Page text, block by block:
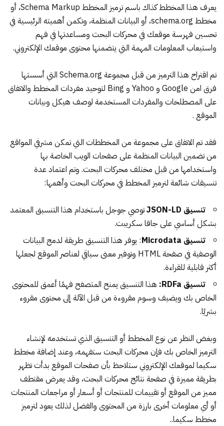
يعرف هذا المخطط كذاك باسم ترميز المخطط Schema Markup، أو
مخطط schema.org، أو البيانات المنظمة، وتكمن أهميته الرئيسية في
تحسين فهرسة موقعك في محركات البحث ومساعدتها في فهم
واستيعاب المعلومات المهمة التي يتضمنها محتوى موقعك الإلكتروني.
تم اقتراح هذا الترميز من قبل مجموعة Schema.org التي أسستها
فرق امن Google و Yahoo و Bing لتوحيد مفردات المخطط والاتفاق
على المصطلحات والمفردات المستخدمة لوصف هيكل وبيانات
الموقع .
فقد تم الاتفاق على مجموعة من المخططات التي تمكن مشرفي المواقع
من تضمين البيانات المنظمة على صفحات الويب الخاصة بها
واستخدامها من قبل مختلف محركات البحث. وتم اعتماد عدة
تنسيقات شائعة لترميز المخطط في محركات البحث وأهمها:
تنسيق JSON-LD
توصي جوجل باستخدام هذا التنسيق المعتمد
بشكل أساسي على جافا سكريبت.
تنسيق Microdata
: يوفر هذا التنسيق طريقة لدمج البيانات
الوصفية في صفحة HTML وتوفير معنى سياقي لعناصر الموقع لجعلها
أكثر قابلية للقراءة.
تنسيق RDFa:
هذا التنسيق يمنح المتصفح فهمًا أعمق للمحتوى
الخاص بك ويضيف وسوم مقروءة من قبل الآلة إلى محتوى مقروء
بشريًا.
وبغض النظر عن نوع المخطط أو التنسيق الذي تستخدمه لإنشاء
الترميز الخاص بك فإن محركات البحث ستفهمه، وعند إضافة مخطط
سكيما لموقعك الإلكتروني ستلاحظ بأن صفحات الموقع بدأت تظهر
بطريقة مميزة في صفحة نتائج محركات البحث، وقد يعرض مقتطف
مميز من الموقع أو تقييمات للمنتجات أو أسعار أو مراجعات المنتجات
أو أي معلومات أخرى بارزة من المحتوى والفضل لذلك يعود لترميز
مخطط سكيما..